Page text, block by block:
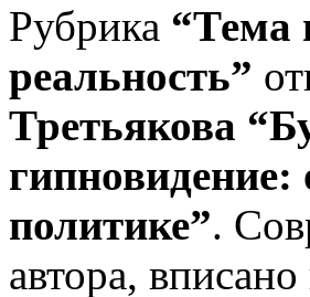
Рубрика “Тема
реальность”
Третьякова
гипновидение:
политике”.
автора,